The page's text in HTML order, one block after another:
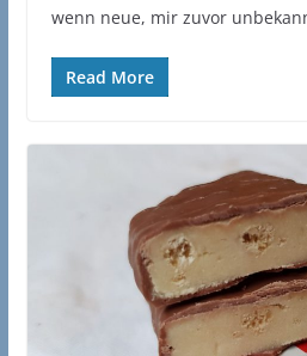
wenn neue, mir zuvor
Read More